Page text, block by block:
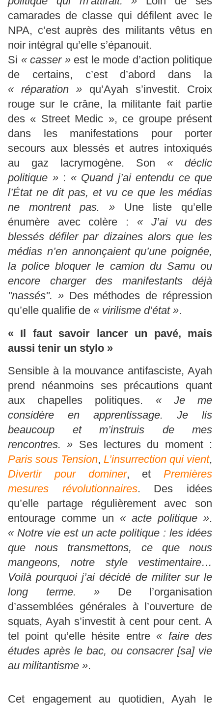
camarades de classe qui défilent avec le
NPA, c’est auprès des militants vêtus en
noir intégral qu’elle s’épanouit.
Si « casser »est le mode d’action politique
de certains, c’est d’abord dans la
« réparation » qu’Ayah s’investit. Croix
rouge sur le crâne, la militante fait partie
des « Street Medic », ce groupe présent
dans les manifestations pour porter
secours aux blessés et autres intoxiqués
au gaz lacrymogène. Son « déclic
politique »: « Quand j’ai entendu ce que
l’État ne dit pas, et vu ce que les médias
ne montrent pas. » Une liste qu’elle
énumère avec colère : « J’ai vu des
blessés défiler par dizaines alors que les
médias n’en annonçaient qu’une poignée,
la police bloquer le camion du Samu ou
encore charger des manifestants déjà
"nassés". »Des méthodes de répression
qu’elle qualifie de « virilisme d’état ».
« Il faut savoir lancer un pavé, mais
aussi tenir un stylo »
Sensible à la mouvance antifasciste, Ayah
prend néanmoins ses précautions quant
aux chapelles politiques. « Je me
considère en apprentissage. Je lis
beaucoup et m’instruis de mes
rencontres. » Ses lectures du moment :
Paris sous Tension, L’insurrection qui vient,
Divertir pour dominer, et Premières
mesures révolutionnaires. Des idées
qu’elle partage régulièrement avec son
entourage comme un « acte politique ».
« Notre vie est un acte politique : les idées
que nous transmettons, ce que nous
mangeons, notre style vestimentaire…
Voilà pourquoi j’ai décidé de militer sur le
long terme. » De l’organisation
d’assemblées générales à l’ouverture de
squats, Ayah s’investit à cent pour cent. A
tel point qu’elle hésite entre « faire des
études après le bac, ou consacrer [sa] vie
au militantisme ».
Cet engagement au quotidien, Ayah le